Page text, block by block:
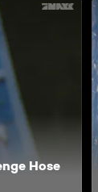
Hose